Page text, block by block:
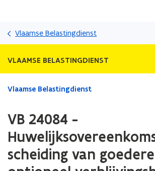
gaan
Vlaamse Belastingdienst
VLAAMSE BELASTINGDIENST
Gedaan
bevindt
zich
op:
VB
Vlaamse Belastingdienst
VB 24084 -
scheiding van